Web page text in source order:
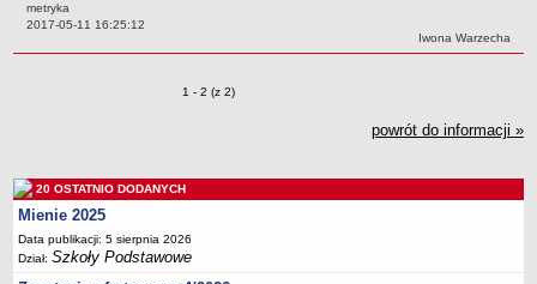
Przekształcone szkoły i placówki
Specjalny Ośrodek nr 1
Dane podstawowe
Statut
Majątek
Godziny dyżurów
metryka
Data:
2017-05-11 16:25:12
Autor:
Iwona Warzecha
Zmiany o pozycjach
1 - 2 (z 2)
powrót do informacji »
20 OSTATNIO DODANYCH
Mienie 2025
Data publikacji: 5 sierpnia 2026
Dział:Szkoły Podstawowe